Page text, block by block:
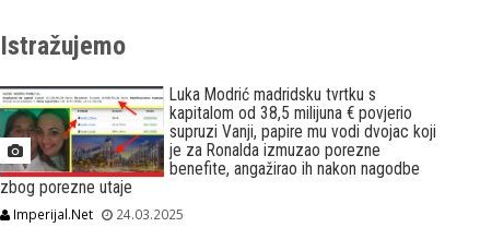
Istražujemo
Luka Modrić madridsku tvrtku s
kapitalom od 38,5 milijuna € povjerio
supruzi Vanji, papire mu vodi dvojac koji
je za Ronalda izmuzao porezne
benefite, angažirao ih nakon nagodbe
zbog porezne utaje
Imperijal.Net 24.03.2025